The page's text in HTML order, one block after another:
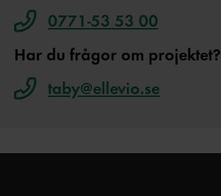
0771-53 53 00
Har du frågor om projektet?
taby@ellevio.se